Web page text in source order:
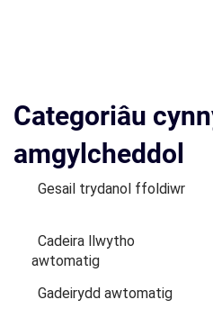
Categoriâu
amgylcheddol
Gesail trydanol ffoldiwr
Cadeira llwytho
awtomatig
Gadeirydd awtomatig